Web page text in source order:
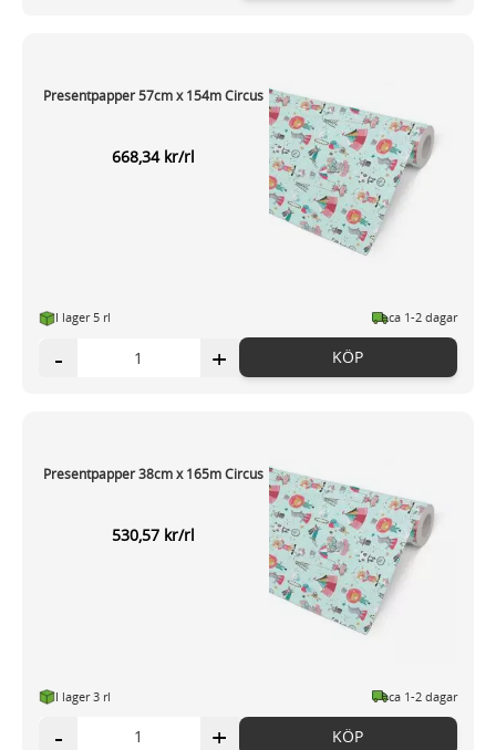
Presentpapper 57cm x 154m Circus
668,34 kr/rl
I lager 5 rl ca 1-2 dagar
- + KÖP
Presentpapper 38cm x 165m Circus
530,57 kr/rl
I lager 3 rl ca 1-2 dagar
- + KÖP